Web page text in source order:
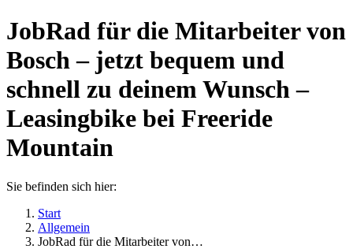
JobRad für die Mitarbeiter von
Bosch – jetzt bequem und
schnell zu deinem Wunsch –
Leasingbike bei Freeride
Mountain
Sie befinden sich hier:
Start
Allgemein
JobRad für die Mitarbeiter von…